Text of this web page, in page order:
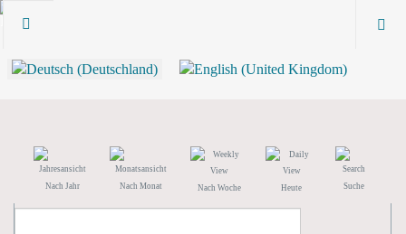
Nach Jahr Nach Monat Nach Woche Heute Suche